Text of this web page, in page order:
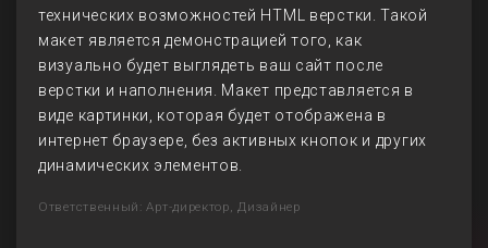
технических возможностей HTML верстки. Такой
макет является демонстрацией того, как
визуально будет выглядеть ваш сайт после
верстки и наполнения. Макет представляется в
виде картинки, которая будет отображена в
интернет браузере, без активных кнопок и других
динамических элементов.
Ответственный: Арт-директор, Дизайнер